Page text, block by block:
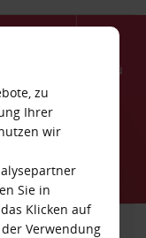
Menü
TRANSPORTER
zu
Ihrer
wir
Sie in
Klicken auf
der Verwendung